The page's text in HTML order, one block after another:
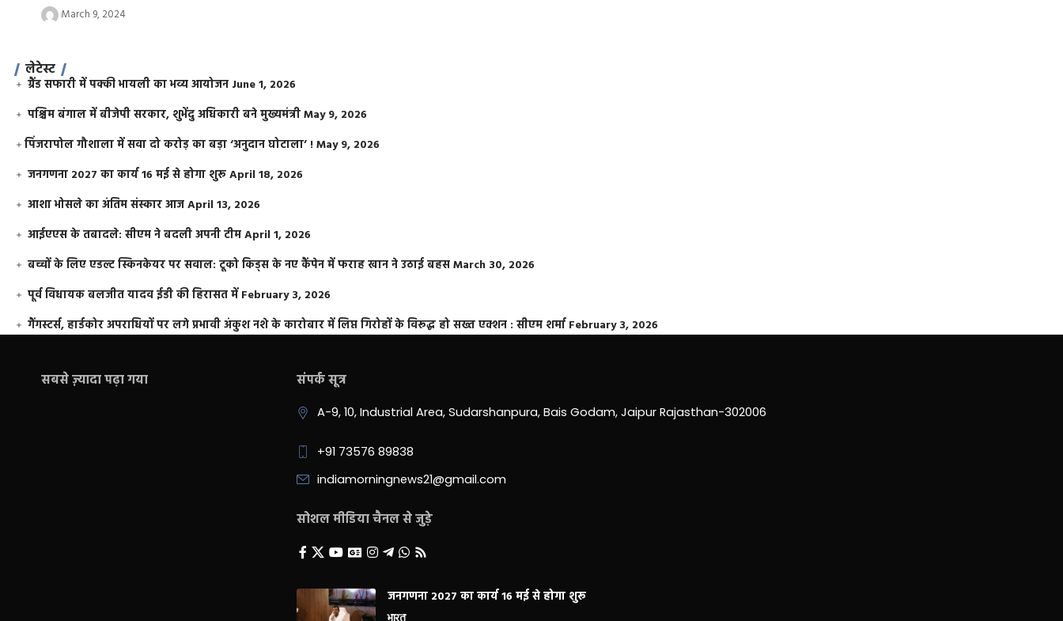
March 9, 2024
लेटेस्ट
ग्रैंड सफारी में पक्की भायली का भव्य आयोजन June 1, 2026
पश्चिम बंगाल में बीजेपी सरकार, शुभेंदु अधिकारी बने मुख्यमंत्रीMay 9, 2026
​पिंजरापोल गौशाला में सवा दो करोड़ का बड़ा ‘अनुदान घोटाला’ !May 9, 2026
जनगणना 2027 का कार्य 16 मई से होगा शुरूApril 18, 2026
आशा भोसले का अंतिम संस्कार आजApril 13, 2026
आईएएस के तबादले: सीएम ने बदली अपनी टीमApril 1, 2026
बच्चों के लिए एडल्ट स्किनकेयर पर सवाल: टूको किड्स के नए कैंपेन में फराह खान ने उठाई बहसMarch 30, 2026
पूर्व विधायक बलजीत यादव ईडी की हिरासत में February 3, 2026
गैंगस्टर्स, हार्डकोर अपराधियों पर लगे प्रभावी अंकुश नशे के कारोबार में लिप्त गिरोहों के विरूद्ध हो सख्त एक्शन : सीएम शर्मा February 3, 2026
सबसे ज़्यादा पढ़ा गया संपर्क सूत्र
A-9, 10, Industrial Area, Sudarshanpura, Bais Godam, Jaipur Rajasthan-302006
+91 73576 89838
indiamorningnews21@gmail.com
सोशल मीडिया चैनल से जुड़े
जनगणना 2027 का कार्य 16 मई से होगा शुरू